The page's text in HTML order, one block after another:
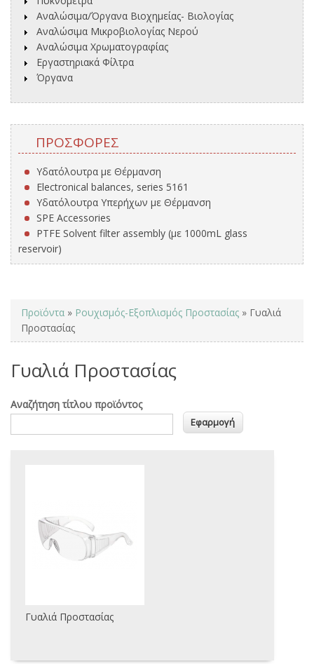
Αναλώσιμα/Όργανα Βιοχημείας- Βιολογίας
Αναλώσιμα Μικροβιολογίας Νερού
Αναλώσιμα Χρωματογραφίας
Εργαστηριακά Φίλτρα
Όργανα
ΠΡΟΣΦΟΡΈΣ
Υδατόλουτρα με Θέρμανση
Electronical balances, series 5161
Υδατόλουτρα Υπερήχων με Θέρμανση
SPE Accessories
PTFE Solvent filter assembly (με 1000mL glass
reservoir)
You are here
Προϊόντα » Ρουχισμός-Εξοπλισμός Προστασίας » Γυαλιά
Προστασίας
Γυαλιά Προστασίας
Αναζήτηση τίτλου προϊόντος
Γυαλιά Προστασίας